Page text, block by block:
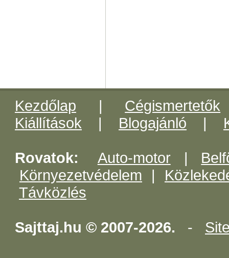
Kezdőlap | Cégismertetők
Kiállítások | Blogajánló |
Rovatok: Auto-motor|
Környezetvédelem |
Távközlés
Sajttaj.hu © 2007-2026. -